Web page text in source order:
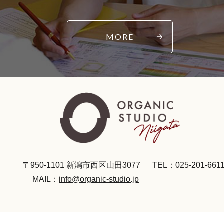
MORE
〒950-1101 新潟市西区山田3077
TEL：025-201-
MAIL： info@organic-studio.jp